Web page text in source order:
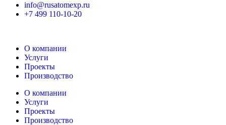
info@rusatomexp.ru
+7 499 110-10-20
О компании
Услуги
Проекты
Производство
О компании
Услуги
Проекты
Производство